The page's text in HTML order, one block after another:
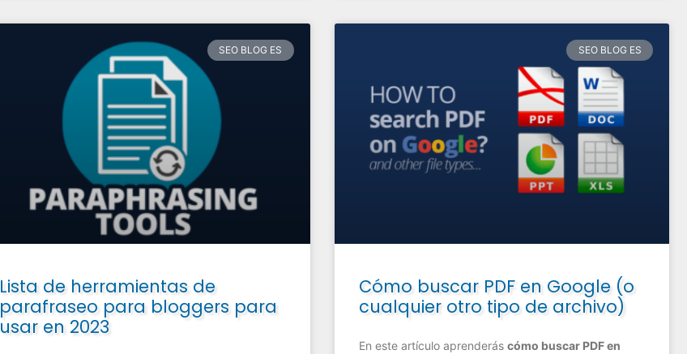
SEO BLOG ES
Lista de herramientas de
parafraseo para bloggers para
usar en 2023
SEO BLOG ES
Cómo buscar PDF en Google (o
cualquier otro tipo de archivo)
En este artículo aprenderás cómo buscar PDF en